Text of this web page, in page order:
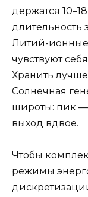
держатся
длительность
Литий-ионные
чувствуют
Хранить
Солнечная
широты: пик —
выход вдвое.
Чтобы
режимы